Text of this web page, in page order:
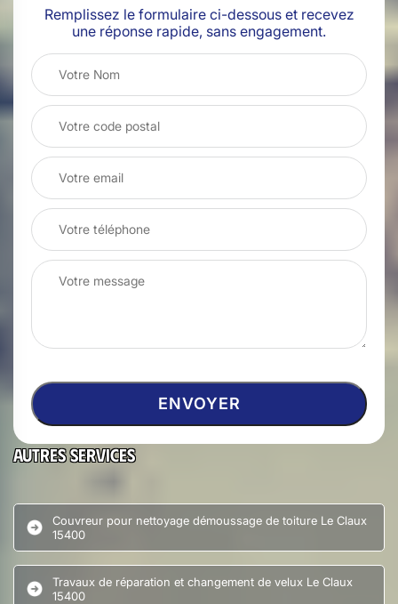
Remplissez le formulaire ci-dessous et recevez
une réponse rapide, sans engagement.
Autres services
Couvreur pour nettoyage démoussage de toiture Le Claux
15400
Travaux de réparation et changement de velux Le Claux
15400